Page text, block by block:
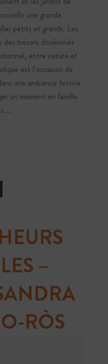
une grande
petits et grands. Les
trésors disséminés
entre nature et
est l’occasion de
une ambiance festive
un moment en famille
–
RÒS